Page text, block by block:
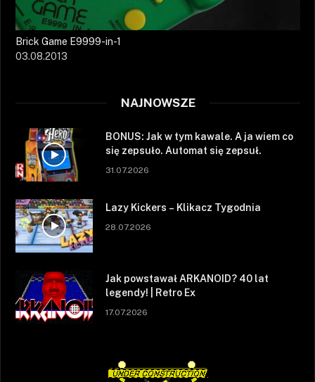
Brick Game E9999-in-1
03.08.2013
NAJNOWSZE
BONUS: Jak w tym kawale. A ja wiem co
się zepsuło. Automat się zepsuł.
31.07.2026
Lazy Kickers – Klikacz Tygodnia
28.07.2026
Jak powstawał ARKANOID? 40 lat
legendy! | Retro Ex
17.07.2026